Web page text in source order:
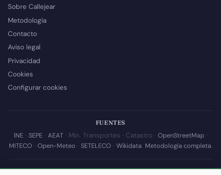
Sobre Callejear
Metodología
Contacto
Aviso legal
Privacidad
Cookies
Configurar cookies
FUENTES
INE· SEPE· AEAT· Min. Transportes · Catastro · OpenStreetMap·
MITECO· Open-Meteo · SETELECO· Wikidata. Metodología completa.
© 2026 Callejear.com — Directorio municipal de España con datos